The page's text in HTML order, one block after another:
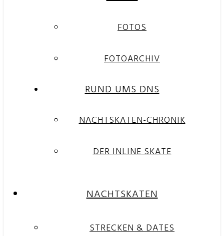
FOTOS
FOTOARCHIV
RUND UMS DNS
NACHTSKATEN-CHRONIK
DER INLINE SKATE
NACHTSKATEN
STRECKEN & DATES